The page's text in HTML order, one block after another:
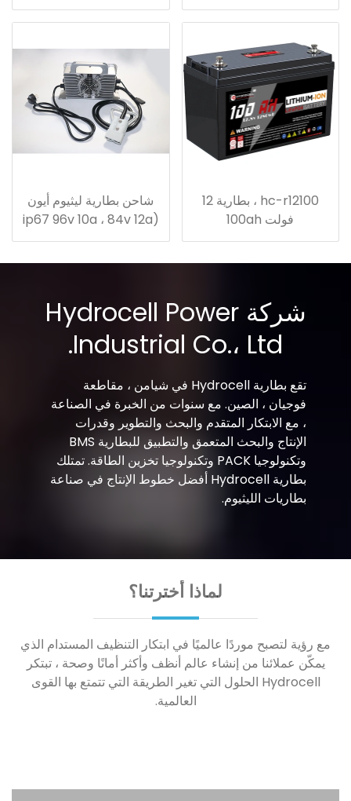
hc-r12100 ، بطارية 12
فولت 100ah
شاحن بطارية ليثيوم أيون
(ip67 96v 10a ، 84v 12a
، 72v 15a ، 60v 20a ،
شركة Hydrocell Power
Industrial Co.، Ltd.
تقع بطارية Hydrocell في شيامن ، مقاطعة
فوجيان ، الصين. مع سنوات من الخبرة في الصناعة
، مع الابتكار المتقدم والبحث والتطوير وقدرات
الإنتاج والبحث المتعمق والتطبيق للبطارية BMS
وتكنولوجيا PACK وتكنولوجيا تخزين الطاقة. تمتلك
بطارية Hydrocell أفضل خطوط الإنتاج في صناعة
بطاريات الليثيوم.
لماذا أخترتنا؟
مع رؤية لتصبح موردًا عالميًا في ابتكار التنظيف المستدام الذي
يمكّن عملائنا من إنشاء عالم أنظف وأكثر أمانًا وصحة ، تبتكر
Hydrocell الحلول التي تغير الطريقة التي تتمتع بها القوى
العالمية.